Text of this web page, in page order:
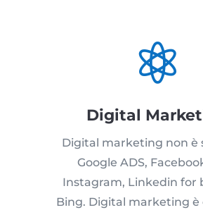

Digital
Digital marketing non è
Google ADS,
Instagram, Linkedin for
Bing. Digital marketing è